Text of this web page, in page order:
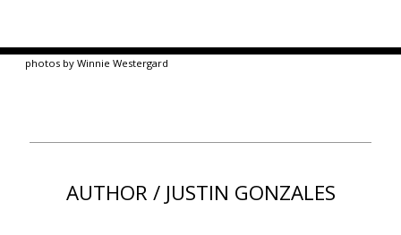
photos by Winnie Westergard
AUTHOR / JUSTIN GONZALES